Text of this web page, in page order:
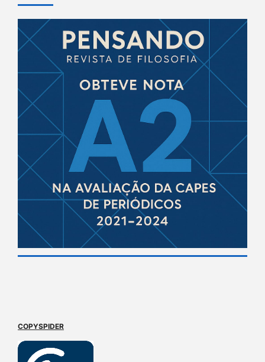
COPYSPIDER